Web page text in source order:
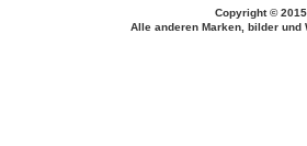
Copyright ©
Alle anderen Marken, bilder und